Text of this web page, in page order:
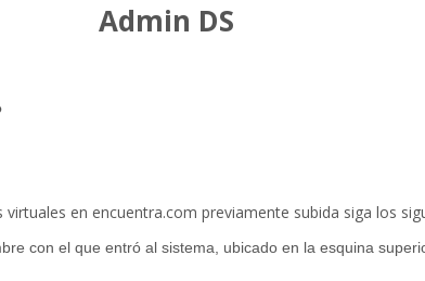
Admin DS
en encuentra.com previamente subida siga los
con el que entró al sistema, ubicado en la esquina